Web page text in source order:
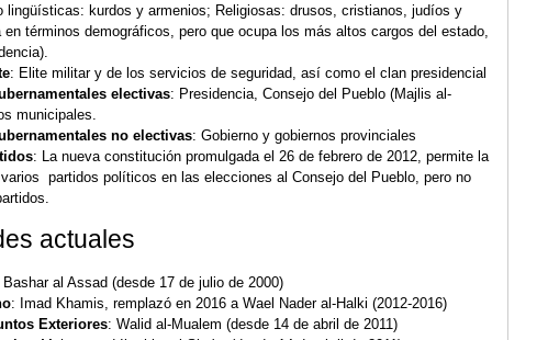
lingüísticas: kurdos y armenios; Religiosas: drusos, cristianos, judíos y
términos demográficos, pero que ocupa los más altos cargos del estado,
: Elite militar y de los servicios de seguridad, así como el clan presidencial
electivas: Presidencia, Consejo del Pueblo (Majlis al-
municipales.
no electivas: Gobierno y gobiernos provinciales
: La nueva constitución promulgada el 26 de febrero de 2012, permite la
partidos políticos en las elecciones al Consejo del Pueblo, pero no
actuales
Bashar al Assad (desde 17 de julio de 2000)
: Imad Khamis, remplazó en 2016 a Wael Nader al-Halki (2012-2016)
Exteriores: Walid al-Mualem (desde 14 de abril de 2011)